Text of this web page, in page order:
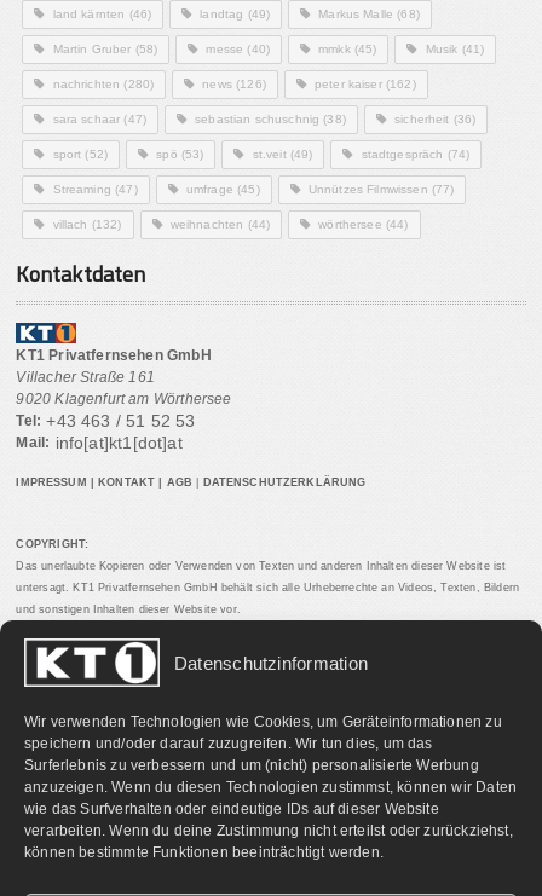
Datenschutzinformation
Wir verwenden Technologien wie Cookies, um Geräteinformationen zu
speichern und/oder darauf zuzugreifen. Wir tun dies, um das
Surferlebnis zu verbessern und um (nicht) personalisierte Werbung
anzuzeigen. Wenn du diesen Technologien zustimmst, können wir Daten
wie das Surfverhalten oder eindeutige IDs auf dieser Website
verarbeiten. Wenn du deine Zustimmung nicht erteilst oder zurückziehst,
können bestimmte Funktionen beeinträchtigt werden.
land kärnten (46) landtag (49) Markus Malle (68)
Martin Gruber (58) messe (40) mmkk(45) Musik (41)
nachrichten (280) news(126) peter kaiser(162)
sara schaar (47) sebastian schuschnig (38) sicherheit (36)
sport (52) spö (53) st.veit(49) stadtgespräch (74)
Streaming (47) umfrage (45) Unnützes Filmwissen (77)
villach (132) weihnachten (44) wörthersee (44)
Kontaktdaten
KT1 Privatfernsehen GmbH
Villacher Straße 161
9020 Klagenfurt am Wörthersee
Tel: +43 463 / 51 52 53
Mail: info[at]kt1[dot]at
IMPRESSUM KONTAKT AGB DATENSCHUTZERKLÄRUNG
COPYRIGHT:
Das unerlaubte Kopieren oder Verwenden von Texten und anderen Inhalten dieser Website ist
untersagt. KT1 Privatfernsehen GmbH behält sich alle Urheberrechte an Videos, Texten, Bildern
und sonstigen Inhalten dieser Website vor.
PARTNERLINKS: